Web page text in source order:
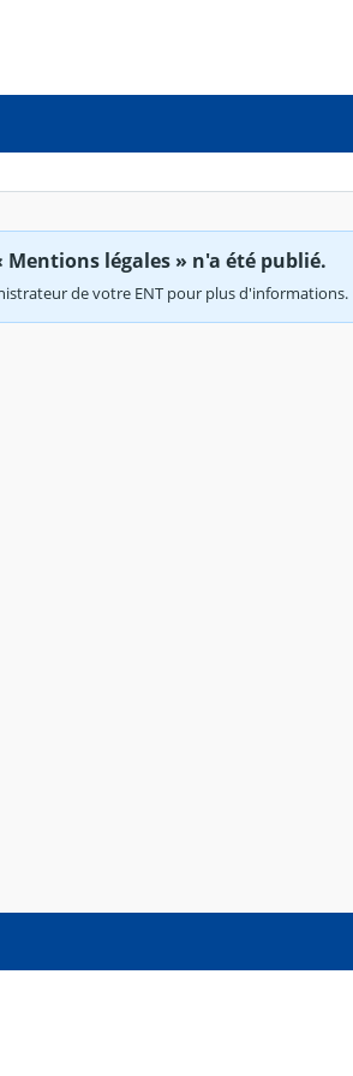
légales » n'a été publié.
de votre ENT pour plus d'informations.